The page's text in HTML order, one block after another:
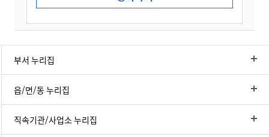
부서 누리집
읍/면/동 누리집
직속기관/사업소 누리집